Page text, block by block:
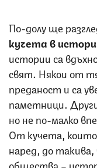
По-долу ще
кучета в
истории са
свят. Някои от
преданост и са
паметници.
но не по-малко
От кучета, които
наред, до
общества –